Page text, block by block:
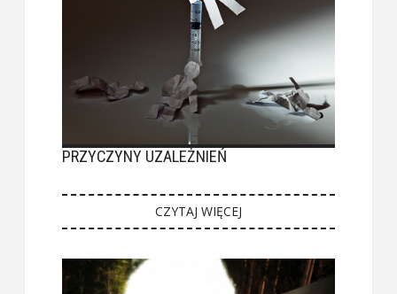
PRZYCZYNY UZALEŻNIEŃ
CZYTAJ WIĘCEJ